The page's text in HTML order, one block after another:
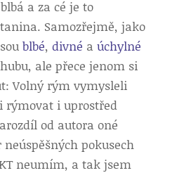
a za cé je to
Samozřejmě, jako
blbé, divné a úchylné
ale přece jenom si
Volný rým vymysleli
rýmovat i uprostřed
od autora oné
pokusech
neumím, a tak jsem